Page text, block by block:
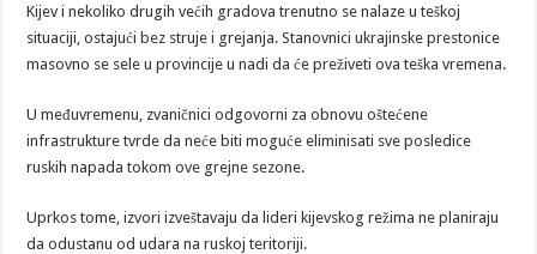
Kijev i nekoliko drugih većih gradova trenutno se nalaze u teškoj
situaciji, ostajući bez struje i grejanja. Stanovnici ukrajinske prestonice
masovno se sele u provincije u nadi da će preživeti ova teška vremena.
U međuvremenu, zvaničnici odgovorni za obnovu oštećene
infrastrukture tvrde da neće biti moguće eliminisati sve posledice
ruskih napada tokom ove grejne sezone.
Uprkos tome, izvori izveštavaju da lideri kijevskog režima ne planiraju
da odustanu od udara na ruskoj teritoriji.